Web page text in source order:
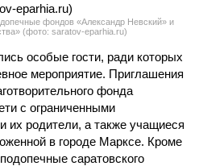
фондов «Александр Невский» и
(фото: saratov-eparhia.ru)
особые гости, ради которых
мероприятие. Приглашения
фонда
с ограниченными
их родители, а также учащиеся
в городе Марксе. Кроме
саратовского